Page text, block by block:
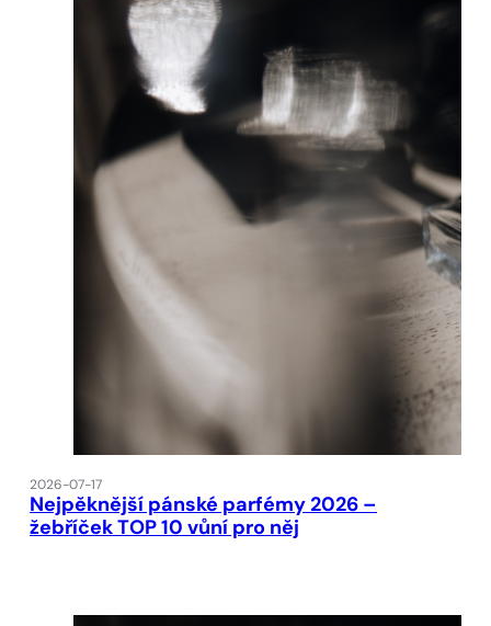
2026-07-17
Nejpěknější pánské parfémy 2026 –
žebříček TOP 10 vůní pro něj